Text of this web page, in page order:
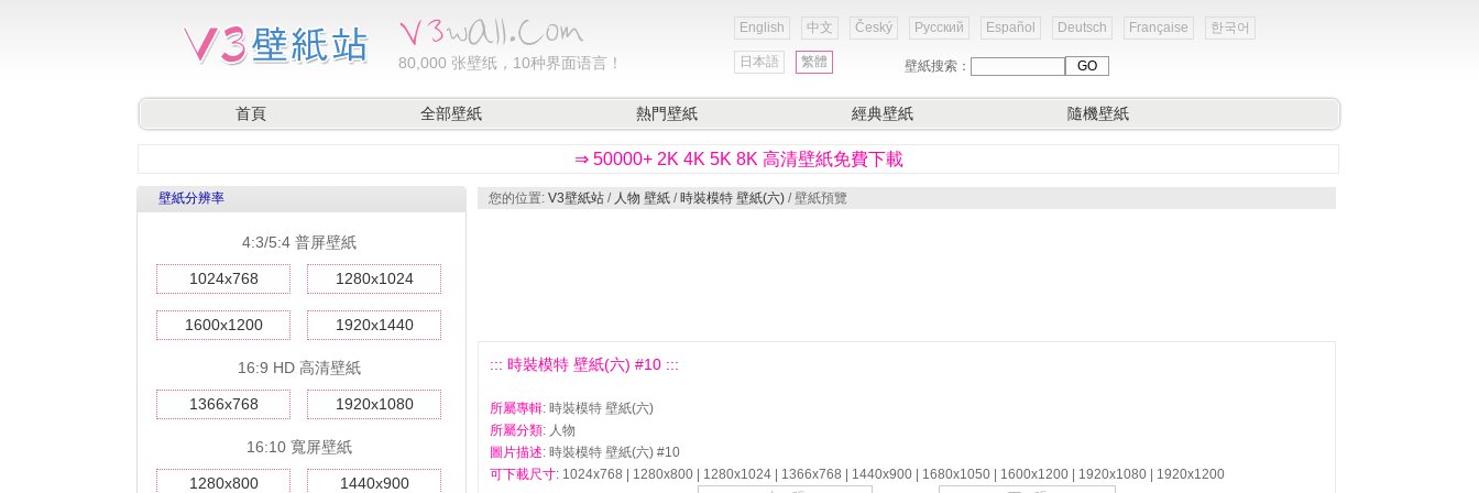
80,000 张壁纸，10种界面语言！
English 中文 Český Русский Español Deutsch Française 한국어
日本語 繁體 壁紙搜索：
首頁 全部壁紙 熱門壁紙 經典壁紙 隨機壁紙
⇒ 50000+ 2K 4K 5K 8K 高清壁紙免費下載
壁紙分辨率
4:3/5:4 普屏壁紙
1024x768 1280x1024
1600x1200 1920x1440
16:9 HD 高清壁紙
1366x768 1920x1080
16:10 寬屏壁紙
1280x800 1440x900
您的位置: V3壁紙站 / 人物 壁紙 / 時裝模特 壁紙(六) / 壁紙預覽
::: 時裝模特 壁紙(六) #10 :::
所屬專輯: 時裝模特 壁紙(六)
所屬分類: 人物
圖片描述: 時裝模特 壁紙(六) #10
可下載尺寸: 1024x768 | 1280x800 | 1280x1024 | 1366x768 | 1440x900 | 1680x1050 | 1600x1200 | 1920x1080 | 1920x1200